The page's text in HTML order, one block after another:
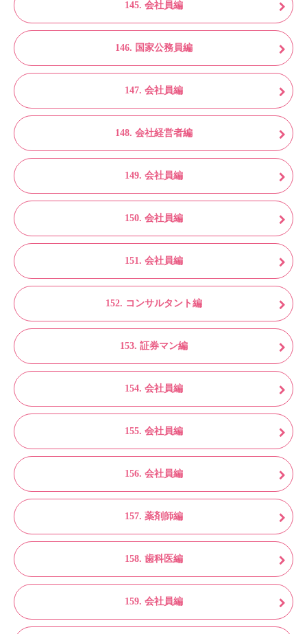
145. 会社員編
146. 国家公務員編
147. 会社員編
148. 会社経営者編
149. 会社員編
150. 会社員編
151. 会社員編
152. コンサルタント編
153. 証券マン編
154. 会社員編
155. 会社員編
156. 会社員編
157. 薬剤師編
158. 歯科医編
159. 会社員編